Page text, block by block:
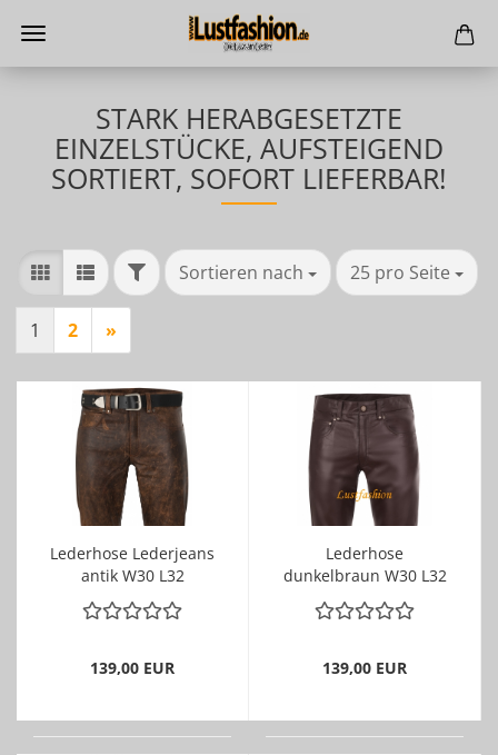
STARK HERABGESETZTE
EINZELSTÜCKE, AUFSTEIGEND
SORTIERT, SOFORT LIEFERBAR!
FILTERSortieren nach
Sortieren nach 25 pro Seite
pro Seite
1 2 »
Lederhose Lederjeans
antik W30 L32
139,00 EUR
Lederhose
dunkelbraun W30 L32
139,00 EUR